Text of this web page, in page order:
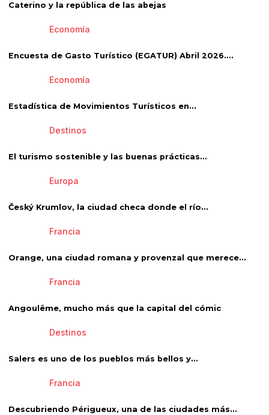
Caterino y la república de las abejas
Economía
Encuesta de Gasto Turístico (EGATUR) Abril 2026....
Economía
Estadística de Movimientos Turísticos en...
Destinos
El turismo sostenible y las buenas prácticas...
Europa
Český Krumlov, la ciudad checa donde el río...
Francia
Orange, una ciudad romana y provenzal que merece...
Francia
Angoulême, mucho más que la capital del cómic
Destinos
Salers es uno de los pueblos más bellos y...
Francia
Descubriendo Périgueux, una de las ciudades más...